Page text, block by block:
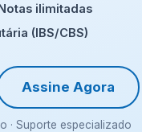
ilimitadas
(IBS/CBS)
Assine Agora
· Suporte especializado